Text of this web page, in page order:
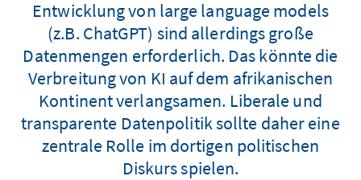
Entwicklung von large language models
(z.B. ChatGPT) sind allerdings große
Datenmengen erforderlich. Das könnte die
Verbreitung von KI auf dem afrikanischen
Kontinent verlangsamen. Liberale und
transparente Datenpolitik sollte daher eine
zentrale Rolle im dortigen politischen
Diskurs spielen.